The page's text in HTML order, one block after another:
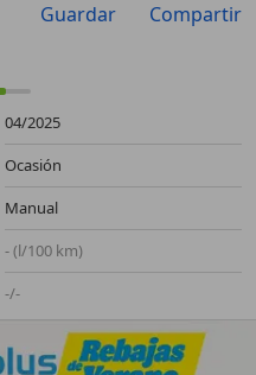
Guardar Compartir
04/2025
Ocasión
Manual
- (l/100 km)
-/-